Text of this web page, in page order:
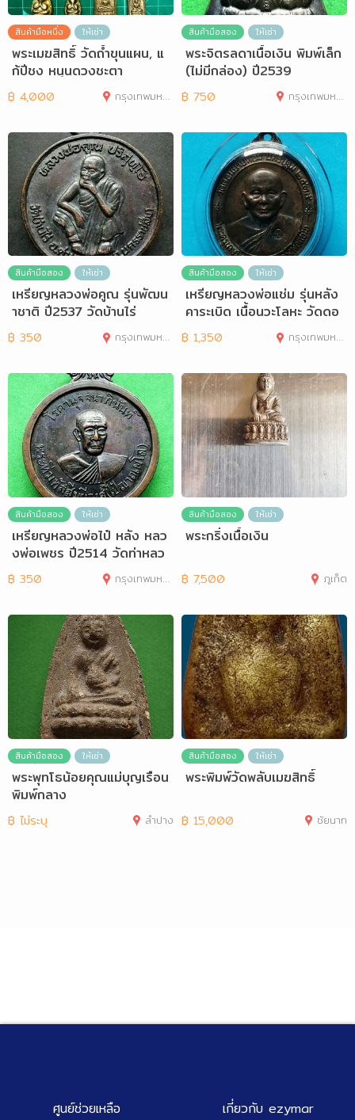
สินค้ามือหนึ่ง ให้เช่า
พระเมฆสิทธิ์ วัดถ้ำขุนแผน, แ
ก้ปีชง หนุนดวงชะตา
฿ 4,000 กรุงเทพมหานคร
สินค้ามือสอง ให้เช่า
พระจิตรลดาเนื้อเงิน พิมพ์เล็ก
(ไม่มีกล่อง) ปี2539
฿ 750 กรุงเทพมหานคร
สินค้ามือสอง ให้เช่า
เหรียญหลวงพ่อคูณ รุ่นพัฒน
าชาติ ปี2537 วัดบ้านไร่
฿ 350 กรุงเทพมหานคร
สินค้ามือสอง ให้เช่า
เหรียญหลวงพ่อแช่ม รุ่นหลัง
คาระเบิด เนื้อนวะโลหะ วัดดอ
นยายหอม
฿ 1,350 กรุงเทพมหานคร
สินค้ามือสอง ให้เช่า
เหรียญหลวงพ่อไป๋ หลัง หลว
งพ่อเพชร ปี2514 วัดท่าหลว
ง จ.พิจิตร
฿ 350 กรุงเทพมหานคร
สินค้ามือสอง ให้เช่า
พระกริ่งเนื้อเงิน
฿ 7,500 ภูเก็ต
สินค้ามือสอง ให้เช่า
พระพุทโธน้อยคุณแม่บุญเรือน
พิมพ์กลาง
฿ ไม่ระบุ ลำปาง
สินค้ามือสอง ให้เช่า
พระพิมพ์วัดพลับเมฆสิทธิ์
฿ 15,000 ชัยนาท
ศูนย์ช่วยเหลือ เกี่ยวกับ ezymar